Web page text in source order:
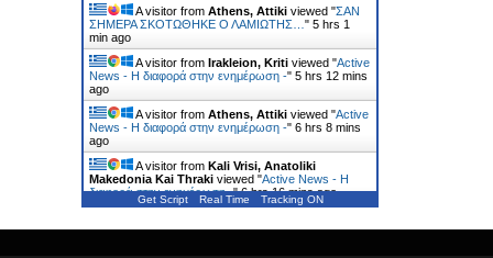
A visitor from Athens, Attiki viewed "ΣΑΝ
ΣΗΜΕΡΑ ΣΚΟΤΩΘΗΚΕ Ο ΛΑΜΙΩΤΗΣ… " 5 hrs 1
min ago
A visitor from Irakleion, Kriti viewed "Active
News - Η διαφορά στην ενημέρωση -" 5 hrs 12 mins
ago
A visitor from Athens, Attiki viewed "Active
News - Η διαφορά στην ενημέρωση -" 6 hrs 8 mins
ago
A visitor from Kali Vrisi, Anatoliki
Makedonia Kai Thraki viewed "Active News - Η
διαφορά στην ενημέρωση -"6 hrs 16 mins ago
Get Script Real Time Tracking ON